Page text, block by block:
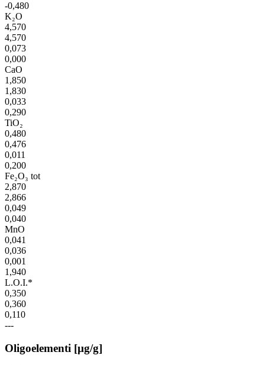
-0,480
K₂O
4,570
4,570
0,073
0,000
CaO
1,850
1,830
0,033
0,290
TiO₂
0,480
0,476
0,011
0,200
Fe₂O₃ tot
2,870
2,866
0,049
0,040
MnO
0,041
0,036
0,001
1,940
L.O.I.*
0,350
0,360
0,110
---
Oligoelementi [µg/g]